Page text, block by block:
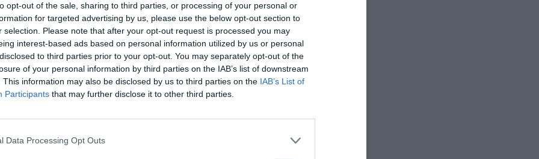
opt-out of the sale, sharing to third parties, or processing of your personal or
for targeted advertising by us, please use the below opt-out section to
selection. Please note that after your opt-out request is processed you may
interest-based ads based on personal information utilized by us or personal
to third parties prior to your opt-out. You may separately opt-out of the
of your personal information by third parties on the IAB’s list of downstream
This information may also be disclosed by us to third parties on the IAB’s List of
Participants that may further disclose it to other third parties.
Data Processing Opt Outs
στα μάτια τη Βραζιλία και το Μαρόκο, αλλά η